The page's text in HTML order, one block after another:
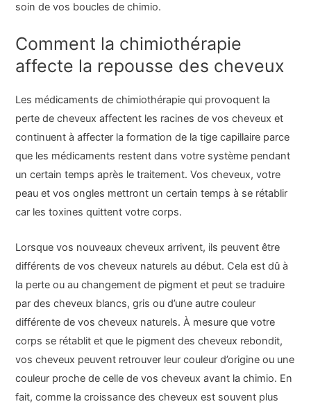
soin de vos boucles de chimio.
Comment la chimiothérapie
affecte la repousse des cheveux
Les médicaments de chimiothérapie qui provoquent la
perte de cheveux affectent les racines de vos cheveux et
continuent à affecter la formation de la tige capillaire parce
que les médicaments restent dans votre système pendant
un certain temps après le traitement. Vos cheveux, votre
peau et vos ongles mettront un certain temps à se rétablir
car les toxines quittent votre corps.
Lorsque vos nouveaux cheveux arrivent, ils peuvent être
différents de vos cheveux naturels au début. Cela est dû à
la perte ou au changement de pigment et peut se traduire
par des cheveux blancs, gris ou d’une autre couleur
différente de vos cheveux naturels. À mesure que votre
corps se rétablit et que le pigment des cheveux rebondit,
vos cheveux peuvent retrouver leur couleur d’origine ou une
couleur proche de celle de vos cheveux avant la chimio. En
fait, comme la croissance des cheveux est souvent plus